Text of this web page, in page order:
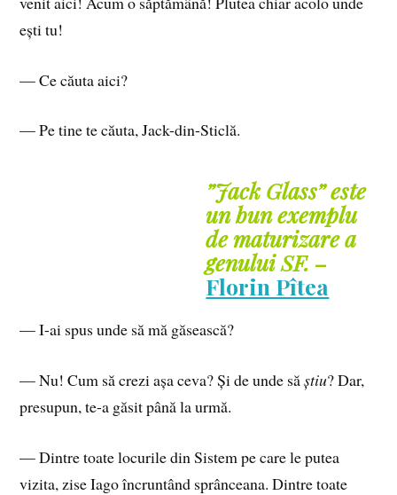
ești tu!
— Ce căuta aici?
— Pe tine te căuta, Jack-din-Sticlă.
”Jack Glass” este
un bun exemplu
de maturizare a
genului SF. –
Florin Pîtea
— I-ai spus unde să mă găsească?
— Nu! Cum să crezi așa ceva? Și de unde săștiu? Dar,
presupun, te-a găsit până la urmă.
— Dintre toate locurile din Sistem pe care le putea
vizita, zise Iago încruntând sprânceana. Dintre toate